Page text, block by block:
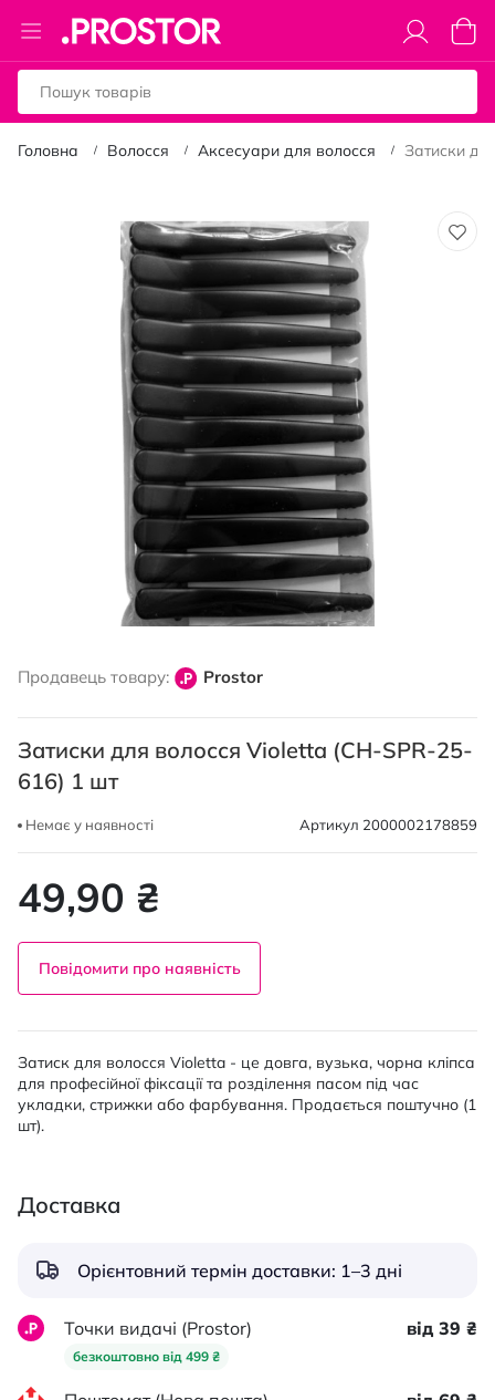
Toggle
Nav
Кошик
Головна Волосся Аксесуари для волосся Затиски
початку
зображень
Продавець товару: Prostor
Затиски для волосся Violetta (CH-SPR-25-
616) 1 шт
Немає у наявності Артикул 2000002178859
49,90 ₴
Повідомити про наявність
Затиск для волосся Violetta - це довга, вузька, чорна кліпса
для професійної фіксації та розділення пасом під час
укладки, стрижки або фарбування. Продається поштучно (1
шт).
Доставка
Орієнтовний термін доставки: 1–3 дні
Точки видачі (Prostor)
безкоштовно від 499 ₴
від 39 ₴